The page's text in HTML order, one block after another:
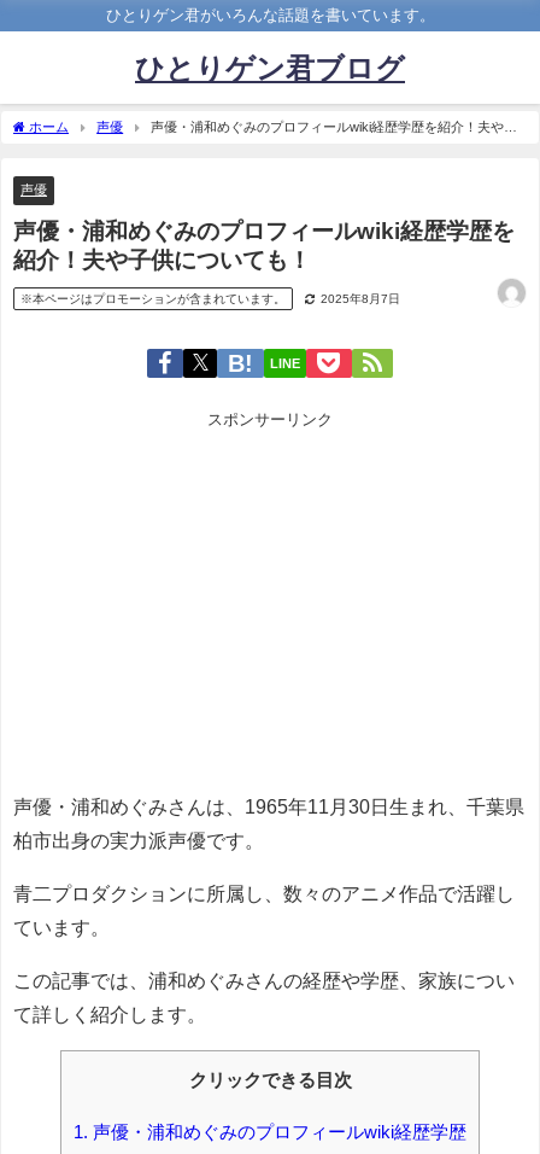
ひとりゲン君がいろんな話題を書いています。
ひとりゲン君ブログ
ホーム 声優
声優・浦和めぐみのプロフィールwiki経歴学歴を紹介！夫や子
声優
声優・浦和めぐみのプロフィールwiki経歴学歴を
紹介！夫や子供についても！
※本ページはプロモーションが含まれています。 2025年8月7日
LINE
スポンサーリンク
声優・浦和めぐみさんは、1965年11月30日生まれ、千葉県
柏市出身の実力派声優です。
青二プロダクションに所属し、数々のアニメ作品で活躍し
ています。
この記事では、浦和めぐみさんの経歴や学歴、家族につい
て詳しく紹介します。
クリックできる目次
1. 声優・浦和めぐみのプロフィールwiki経歴学歴